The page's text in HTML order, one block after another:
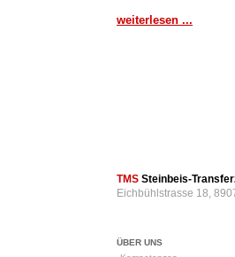
weiterlesen ...
TMS Steinbeis-
Eichbühlstrasse 18,
ÜBER UNS